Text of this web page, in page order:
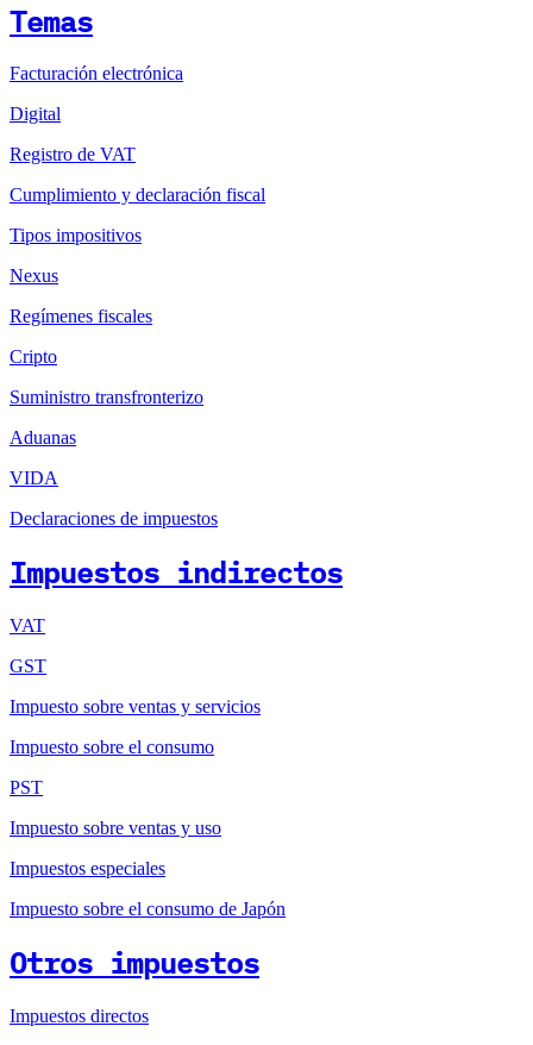
Temas
Facturación electrónica
Digital
Registro de VAT
Cumplimiento y declaración fiscal
Tipos impositivos
Nexus
Regímenes fiscales
Cripto
Suministro transfronterizo
Aduanas
VIDA
Declaraciones de impuestos
Impuestos indirectos
VAT
GST
Impuesto sobre ventas y servicios
Impuesto sobre el consumo
PST
Impuesto sobre ventas y uso
Impuestos especiales
Impuesto sobre el consumo de Japón
Otros impuestos
Impuestos directos